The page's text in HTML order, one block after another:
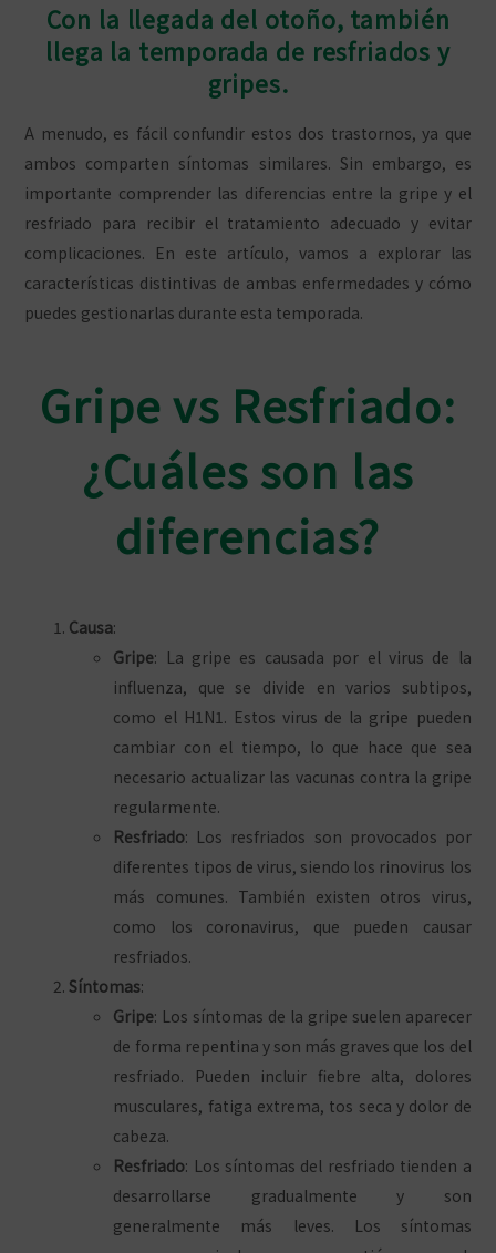
Con la llegada del otoño, también
llega la temporada de resfriados y
gripes.
A menudo, es fácil confundir estos dos trastornos, ya que
ambos comparten síntomas similares. Sin embargo, es
importante comprender las diferencias entre la gripe y el
resfriado para recibir el tratamiento adecuado y evitar
complicaciones. En este artículo, vamos a explorar las
características distintivas de ambas enfermedades y cómo
puedes gestionarlas durante esta temporada.
Gripe vs Resfriado:
¿Cuáles son las
diferencias?
Causa:
Gripe: La gripe es causada por el virus de la
influenza, que se divide en varios subtipos,
como el H1N1. Estos virus de la gripe pueden
cambiar con el tiempo, lo que hace que sea
necesario actualizar las vacunas contra la gripe
regularmente.
Resfriado: Los resfriados son provocados por
diferentes tipos de virus, siendo los rinovirus los
más comunes. También existen otros virus,
como los coronavirus, que pueden causar
resfriados.
Síntomas:
Gripe: Los síntomas de la gripe suelen aparecer
de forma repentina y son más graves que los del
resfriado. Pueden incluir fiebre alta, dolores
musculares, fatiga extrema, tos seca y dolor de
cabeza.
Resfriado: Los síntomas del resfriado tienden a
desarrollarse gradualmente y son
generalmente más leves. Los síntomas